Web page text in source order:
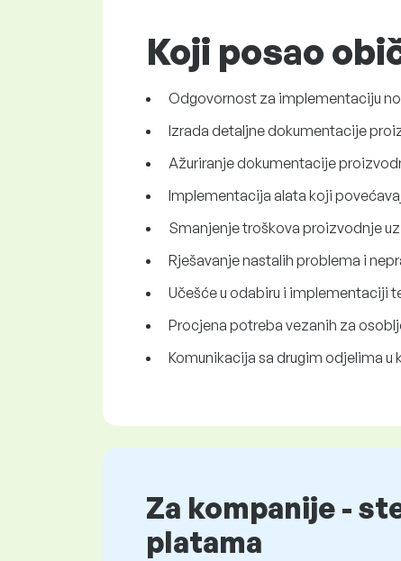
Koji posao
Odgovornost za implementaciju
Izrada detaljne dokumentacije
Ažuriranje dokumentacije
Implementacija alata koji
Smanjenje troškova proizvodnje
Rješavanje nastalih problema i
Učešće u odabiru i implementaciji
Procjena potreba vezanih za
Komunikacija sa drugim odjelima u
Za kompanije -
platama